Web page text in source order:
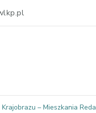
– Mieszkania Reda